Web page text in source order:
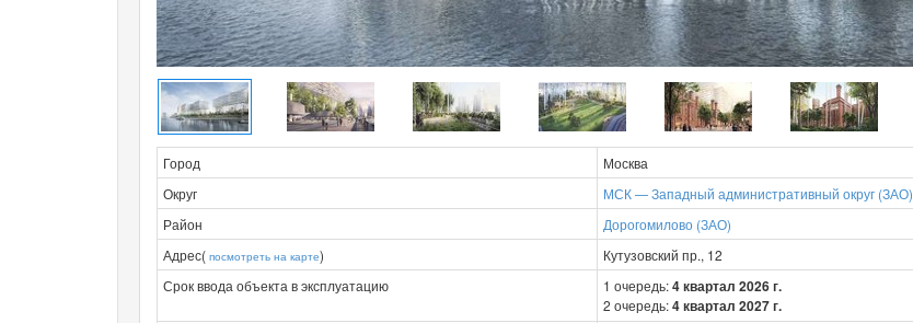
Город
Москва
Округ
МСК — Западный административный округ (ЗАО)
Район
Дорогомилово (ЗАО)
Адрес( посмотреть на карте)
Кутузовский пр., 12
Срок ввода объекта в эксплуатацию
1 очередь:4 квартал 2026 г.
2 очередь:4 квартал 2027 г.